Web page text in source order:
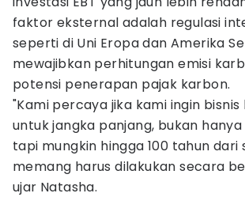
faktor eksternal adalah regulasi
seperti di Uni Eropa dan Amerika
mewajibkan perhitungan emisi
potensi penerapan pajak karbon.
"Kami percaya jika kami ingin
untuk jangka panjang, bukan
tapi mungkin hingga 100 tahun dari
memang harus dilakukan secara
ujar Natasha.